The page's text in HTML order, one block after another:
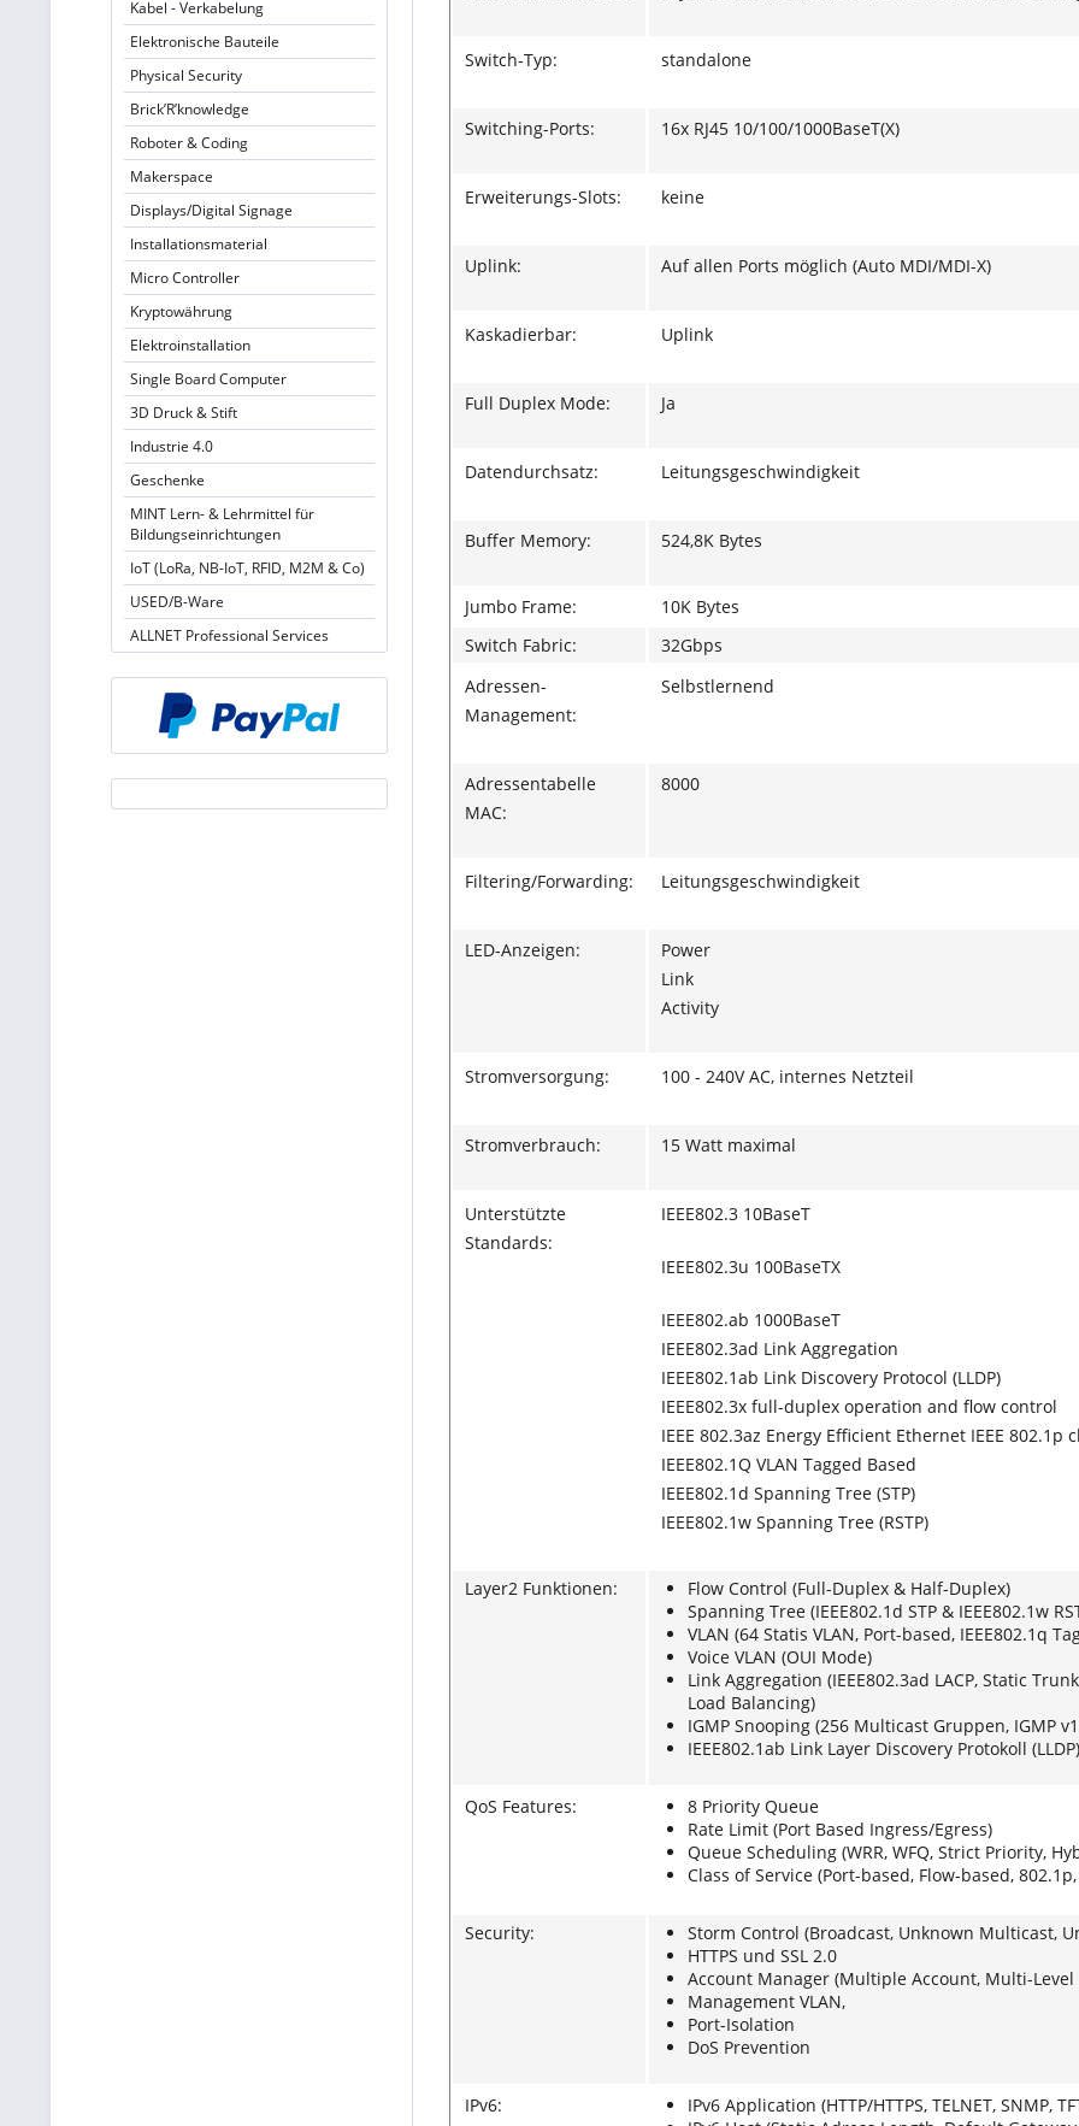
Kabel - Verkabelung
Elektronische Bauteile
Physical Security
Brick’R’knowledge
Roboter & Coding
Makerspace
Displays/Digital Signage
Installationsmaterial
Micro Controller
Kryptowährung
Elektroinstallation
Single Board Computer
3D Druck & Stift
Industrie 4.0
Geschenke
MINT Lern- & Lehrmittel für
Bildungseinrichtungen
IoT (LoRa, NB-IoT, RFID, M2M & Co)
USED/B-Ware
ALLNET Professional Services
Switch-Typ: standalone
Switching-Ports: 16x RJ45 10/100/1000BaseT(X)
Erweiterungs-Slots: keine
Uplink: Auf allen Ports möglich (Auto MDI/MDI-X)
Kaskadierbar: Uplink
Full Duplex Mode: Ja
Datendurchsatz: Leitungsgeschwindigkeit
Buffer Memory: 524,8K Bytes
Jumbo Frame:
10K Bytes
Switch Fabric:
32Gbps
Adressen-
Management:
Selbstlernend
Adressentabelle
MAC:
8000
Filtering/Forwarding: Leitungsgeschwindigkeit
LED-Anzeigen:
Power
Link
Activity
Stromversorgung: 100 - 240V AC, internes Netzteil
Stromverbrauch: 15 Watt maximal
Unterstützte
Standards:
IEEE802.3 10BaseT
IEEE802.3u 100BaseTX
IEEE802.ab 1000BaseT
IEEE802.3ad Link Aggregation
IEEE802.1ab Link Discovery Protocol (LLDP)
IEEE802.3x full-duplex operation and flow control
IEEE 802.3az Energy Efficient Ethernet IEEE
IEEE802.1Q VLAN Tagged Based
IEEE802.1d Spanning Tree (STP)
IEEE802.1w Spanning Tree (RSTP)
Layer2 Funktionen:
Flow Control (Full-Duplex & Half-Duplex)
Spanning Tree (IEEE802.1d STP & IEEE802.1w
VLAN (64 Statis VLAN, Port-based, IEEE802.1q
Voice VLAN (OUI Mode)
Link Aggregation (IEEE802.3ad LACP, Static
Load Balancing)
IGMP Snooping (256 Multicast Gruppen, IGMP
IEEE802.1ab Link Layer Discovery Protokoll (LLDP)
QoS Features:
8 Priority Queue
Rate Limit (Port Based Ingress/Egress)
Queue Scheduling (WRR, WFQ, Strict Priority,
Class of Service (Port-based, Flow-based, 802.1p,
Security:
Storm Control (Broadcast, Unknown Multicast,
HTTPS und SSL 2.0
Account Manager (Multiple Account, Multi-Level
Management VLAN,
Port-Isolation
DoS Prevention
IPv6:
IPv6 Application (HTTP/HTTPS, TELNET, SNMP,